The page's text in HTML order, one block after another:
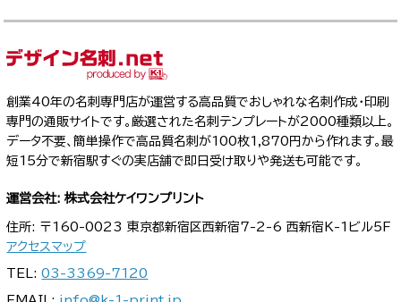
創業40年の名刺専門店が運営する高品質でおしゃれな名刺作成・印刷
専門の通販サイトです。厳選された名刺テンプレートが2000種類以上。
データ不要、簡単操作で高品質名刺が100枚1,870円から作れます。最
短15分で新宿駅すぐの実店舗で即日受け取りや発送も可能です。
運営会社: 株式会社ケイワンプリント
住所: 〒160-0023 東京都新宿区西新宿7-2-6 西新宿K-1ビル5F
アクセスマップ
TEL:03-3369-7120